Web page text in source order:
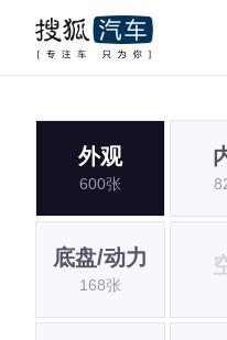
外观
600张
底盘/动力
168张